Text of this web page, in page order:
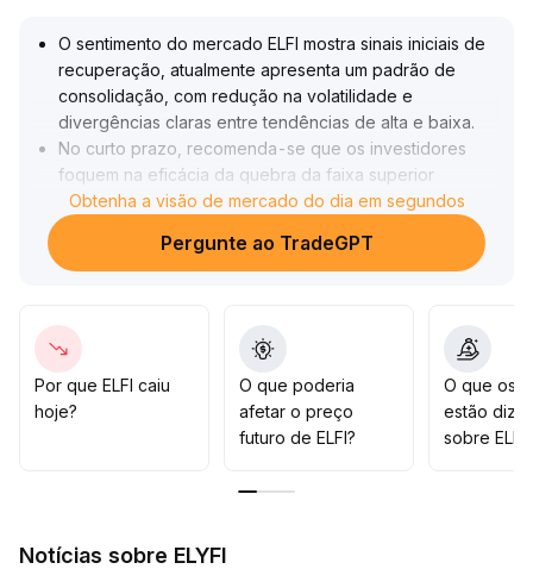
O sentimento do mercado ELFI mostra sinais iniciais de
recuperação, atualmente apresenta um padrão de
consolidação, com redução na volatilidade e
divergências claras entre tendências de alta e baixa.
No curto prazo, recomenda-se que os investidores
foquem na eficácia da quebra da faixa superior
(referência entre 4,80-5,10) e na confirmação por
volume negociado
Antes da confirmação do aumento de volume, é
As operações futuras devem se basear em dados que
comprovem a força da reversão de sentimento,
evitando perdas por rompimentos falsos
A estratégia geral é cautelosa, priorizando o controle
de risco e aguardando uma tendência mais definida.
Obtenha a visão de mercado do dia em segundos
Pergunte ao TradeGPT
Por que ELFI caiu
hoje?
O que poderia
afetar o preço
futuro de ELFI?
O que os
estão
sobre ELFI?
Notícias sobre ELYFI